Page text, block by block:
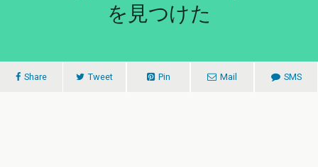
を見つけた
Share Tweet Pin Mail SMS